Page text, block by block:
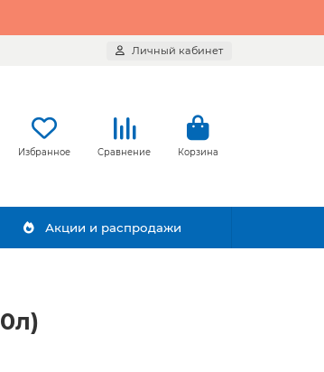
Личный кабинет
Избранное Сравнение Корзина
Акции и распродажи